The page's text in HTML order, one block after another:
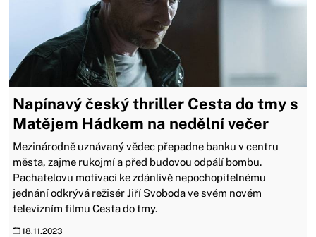
Napínavý český thriller Cesta do tmy s
Matějem Hádkem na nedělní večer
Mezinárodně uznávaný vědec přepadne banku v centru
města, zajme rukojmí a před budovou odpálí bombu.
Pachatelovu motivaci ke zdánlivě nepochopitelnému
jednání odkrývá režisér Jiří Svoboda ve svém novém
televizním filmu Cesta do tmy.
18.11.2023